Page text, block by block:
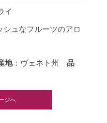
イ
ュなフルーツのアロ
地：ヴェネト州品
ジへ